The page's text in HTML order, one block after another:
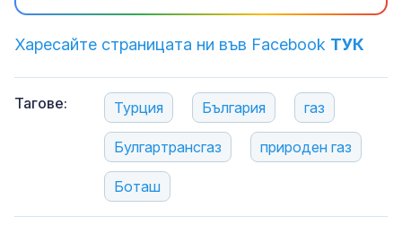
Харесайте страницата ни във Facebook ТУК
Тагове: Турция България газ
Булгартрансгаз природен газ
Боташ